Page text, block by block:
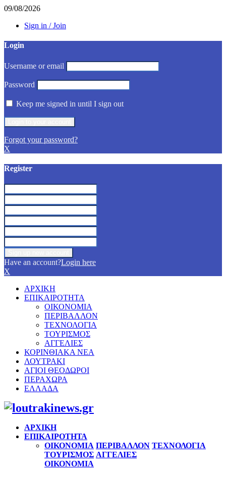
09/08/2026
Sign in / Join
Login
Username or email
Password
Keep me signed in until I sign out
Forgot your password?
X
Register
Have an account?Login here
X
ΑΡΧΙΚΗ
ΕΠΙΚΑΙΡΟΤΗΤΑ
ΟΙΚΟΝΟΜΙΑ
ΠΕΡΙΒΑΛΛΟΝ
ΤΕΧΝΟΛΟΓΙΑ
ΤΟΥΡΙΣΜΟΣ
ΑΓΓΕΛΙΕΣ
ΚΟΡΙΝΘΙΑΚΑ ΝΕΑ
ΛΟΥΤΡΑΚΙ
ΑΓΙΟΙ ΘΕΟΔΩΡΟΙ
ΠΕΡΑΧΩΡΑ
ΕΛΛΑΔΑ
Facebook
Twitter
Instagram
Pinterest
Youtube
ΑΡΧΙΚΗ
ΕΠΙΚΑΙΡΟΤΗΤΑ
ΟΙΚΟΝΟΜΙΑ ΠΕΡΙΒΑΛΛΟΝ ΤΕΧΝΟΛΟΓΙΑ
ΤΟΥΡΙΣΜΟΣ ΑΓΓΕΛΙΕΣ
ΟΙΚΟΝΟΜΙΑ